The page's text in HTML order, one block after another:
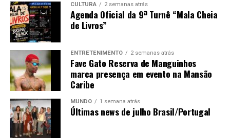
CULTURA 2 semanas atrás
Agenda Oficial da 9ª Turnê “Mala Cheia
de Livros”
ENTRETENIMENTO 2 semanas atrás
Fave Gato Reserva de Manguinhos
marca presença em evento na Mansão
Caribe
MUNDO 1 semana atrás
Últimas news de julho Brasil/Portugal